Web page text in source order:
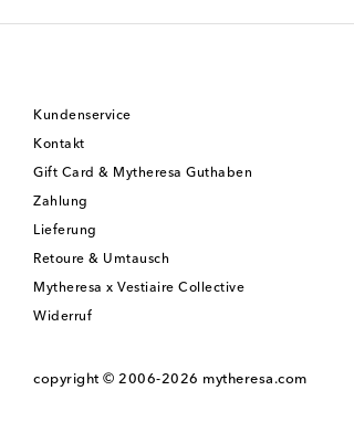
Kundenservice
Kontakt
Gift Card & Mytheresa Guthaben
Zahlung
Lieferung
Retoure & Umtausch
Mytheresa x Vestiaire Collective
Widerruf
copyright © 2006-2026 mytheresa.com